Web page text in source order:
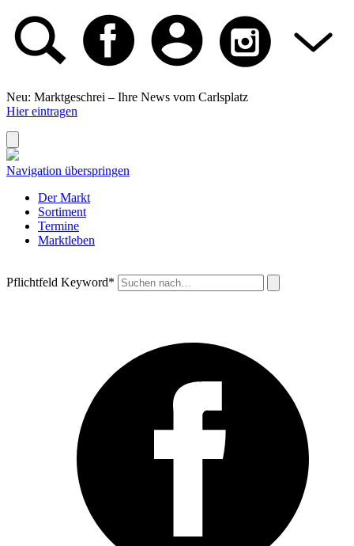
Neu: Marktgeschrei – Ihre News vom Carlsplatz
Hier eintragen
Navigation überspringen
Der Markt
Sortiment
Termine
Marktleben
Pflichtfeld Keyword*